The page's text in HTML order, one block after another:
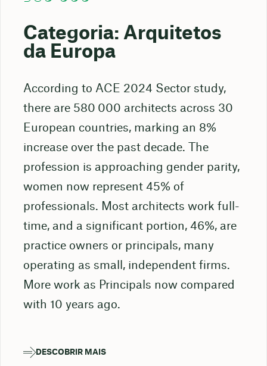
Categoria: Arquitetos
da Europa
According to ACE 2024 Sector study,
there are 580 000 architects across 30
European countries, marking an 8%
increase over the past decade. The
profession is approaching gender parity,
women now represent 45% of
professionals. Most architects work full-
time, and a significant portion, 46%, are
practice owners or principals, many
operating as small, independent firms.
More work as Principals now compared
with 10 years ago.
DESCOBRIR MAIS